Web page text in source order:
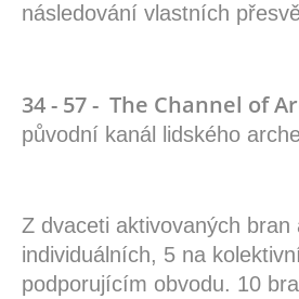
následování vlastních
34 - 57 - The Channel of
původní kanál lidského
Z dvaceti aktivovaných bran
individuálních, 5 na
podporujícím obvodu. 10